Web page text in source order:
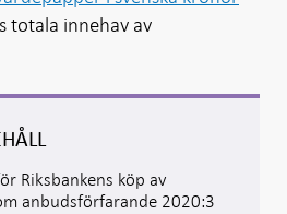
totala innehav av
Riksbankens köp av
anbudsförfarande 2020:3